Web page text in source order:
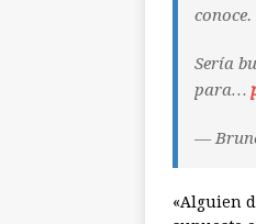
conoce.
Sería
para…
—
«Alguien